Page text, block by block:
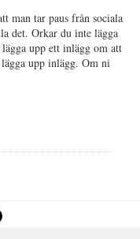
man tar paus från sociala
det. Orkar du inte lägga
upp ett inlägg om att
upp inlägg. Om ni